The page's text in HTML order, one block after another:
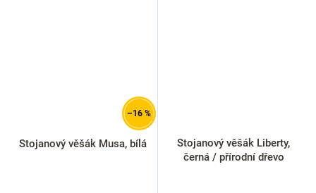
–16 %
Stojanový věšák Musa, bílá
Stojanový věšák Liberty,
černá / přírodní dřevo